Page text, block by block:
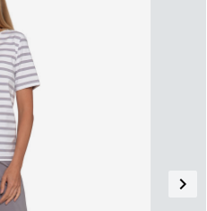
keyboard_arrow_right